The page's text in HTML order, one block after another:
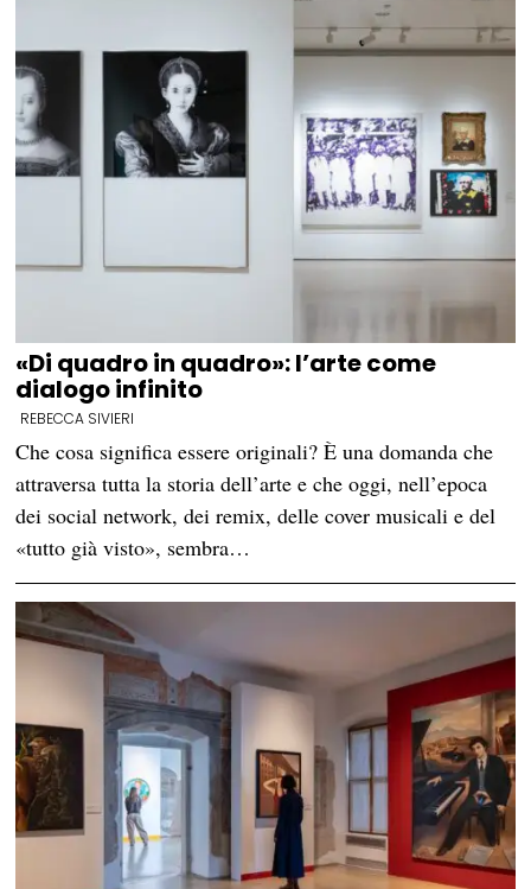
«Di quadro in quadro»: l’arte come
dialogo infinito
REBECCA SIVIERI
Che cosa significa essere originali? È una domanda che
attraversa tutta la storia dell’arte e che oggi, nell’epoca
dei social network, dei remix, delle cover musicali e del
«tutto già visto», sembra…